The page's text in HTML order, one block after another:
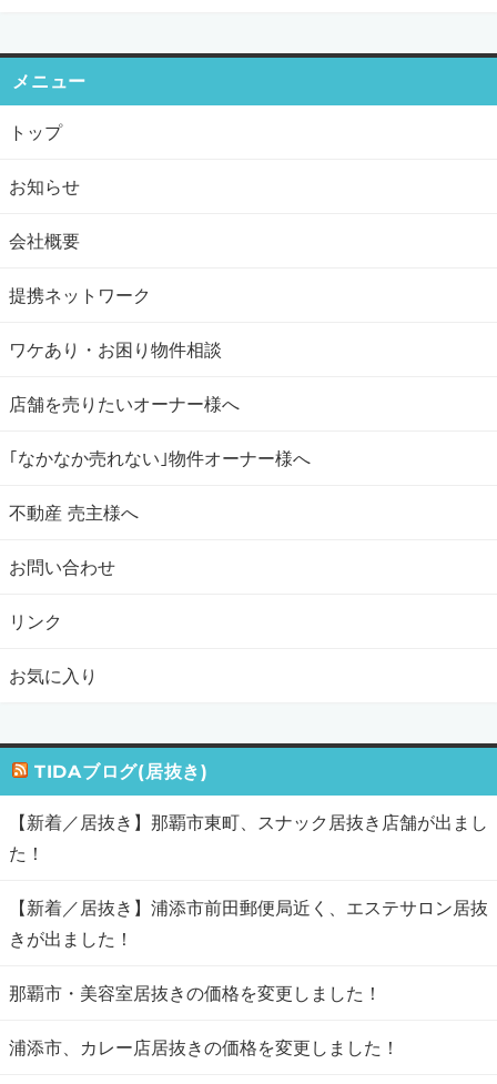
メニュー
トップ
お知らせ
会社概要
提携ネットワーク
ワケあり・お困り物件相談
店舗を売りたいオーナー様へ
｢なかなか売れない｣物件オーナー様へ
不動産 売主様へ
お問い合わせ
リンク
お気に入り
TIDAブログ(居抜き)
【新着／居抜き】那覇市東町、スナック居抜き店舗が出まし
た！
【新着／居抜き】浦添市前田郵便局近く、エステサロン居抜
きが出ました！
那覇市・美容室居抜きの価格を変更しました！
浦添市、カレー店居抜きの価格を変更しました！